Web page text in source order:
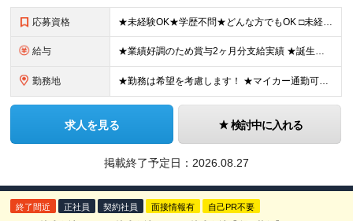
応募資格 ★未経験OK★学歴不問★どんな方でもOK □未経験・第二新卒・フリーター □ブランクがある方 □転職回数が気になる方 □飲食業界にチャレンジしたい方 「やってみたい」という気持ちがあれば、皆さん大
給与 ★業績好調のため賞与2ヶ月分支給実績 ★誕生日手当など手当充実 ★年2回昇給チャンス有＆入社1年で店長昇格可 ★残業代全額支給（1分単位で支給） 【週休3日制の場合】 月給25万8,960円以上（固
勤務地 ★勤務は希望を考慮します！ ★マイカー通勤可（駐車場完備） ★全国の各店舗で募集中！続々出店予定！ ～国内300店舗、47都道府県への展開を目標に出店中！～ ▼積極採用地域▼ ・中部（富山、石川、
求人を見る 検討中に入れる
掲載終了予定日： 2026.08.27
終了間近 正社員 契約社員 面接情報有 自己PR不要